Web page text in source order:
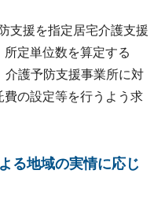
支援を指定居宅介護支援
定単位数を算定する
護予防支援事業所に対
費の設定等を行うよう求
る地域の実情に応じ